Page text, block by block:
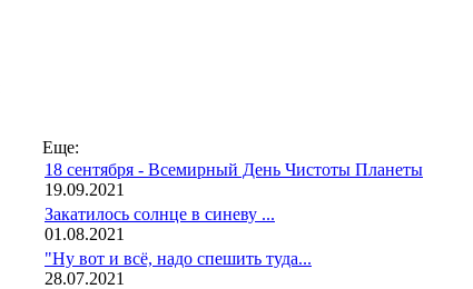
Еще:
18 сентября - Всемирный День Чистоты Планеты
19.09.2021
Закатилось солнце в синеву ...
01.08.2021
"Ну вот и всё, надо спешить туда...
28.07.2021